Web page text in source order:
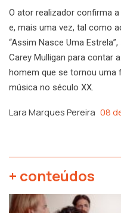
O ator realizador confirma
e, mais uma vez, tal como
“Assim Nasce Uma
Carey Mulligan para contar
homem que se tornou uma
música no século XX.
Lara Marques Pereira 08
+ conteúdos